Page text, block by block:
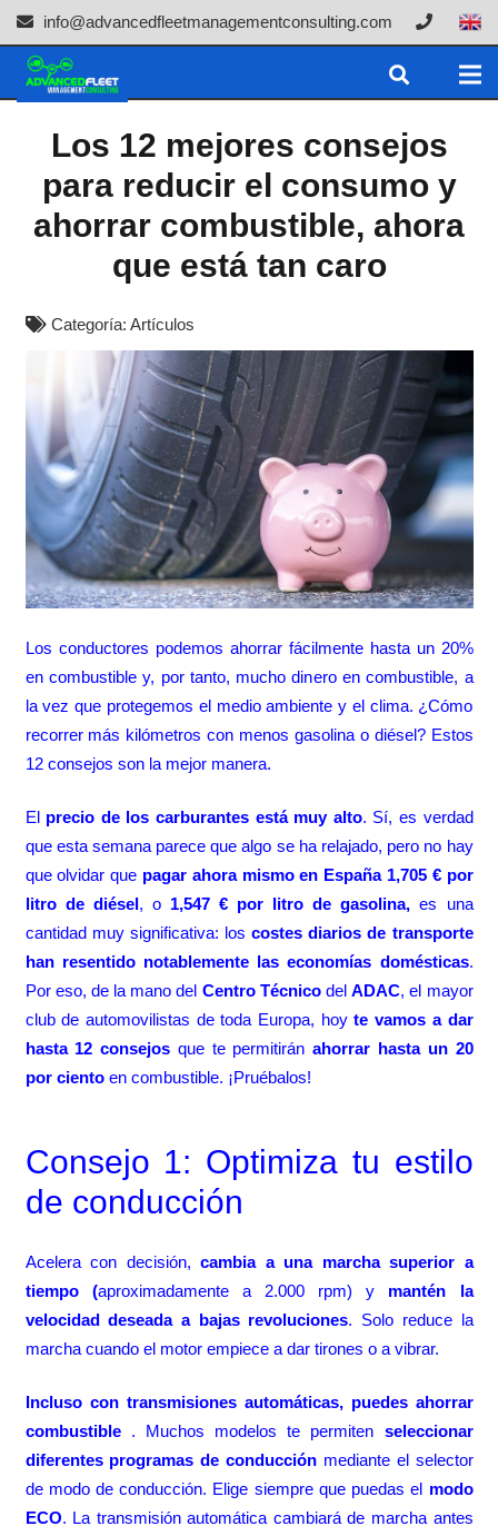
info@advancedfleetmanagementconsulting.com
Los 12 mejores consejos
para reducir el consumo y
ahorrar combustible, ahora
que está tan caro
Categoría: Artículos
Los conductores podemos ahorrar fácilmente hasta un 20%
en combustible y, por tanto, mucho dinero en combustible, a
la vez que protegemos el medio ambiente y el clima. ¿Cómo
recorrer más kilómetros con menos gasolina o diésel? Estos
12 consejos son la mejor manera.
El precio de los carburantes está muy alto. Sí, es verdad
que esta semana parece que algo se ha relajado, pero no hay
que olvidar que pagar ahora mismo en España 1,705 € por
litro de diésel, o 1,547 € por litro de gasolina, es una
cantidad muy significativa: loscostes diarios de transporte
han resentido notablemente las economías domésticas.
Por eso, de la mano del Centro TécnicodelADAC, el mayor
club de automovilistas de toda Europa, hoyte vamos a dar
hasta 12 consejos que te permitiránahorrar hasta un 20
por cientoen combustible. ¡Pruébalos!
Consejo 1: Optimiza tu estilo
de conducción
Acelera con decisión, cambia a una marcha superior a
tiempo (aproximadamente a 2.000 rpm) y mantén la
velocidad deseada a bajas revoluciones. Solo reduce la
marcha cuando el motor empiece a dar tirones o a vibrar.
Incluso con transmisiones automáticas, puedes ahorrar
combustible. Muchos modelos te permiten seleccionar
diferentes programas de conducción mediante el selector
de modo de conducción. Elige siempre que puedas el modo
ECO. La transmisión automática cambiará de marcha antes